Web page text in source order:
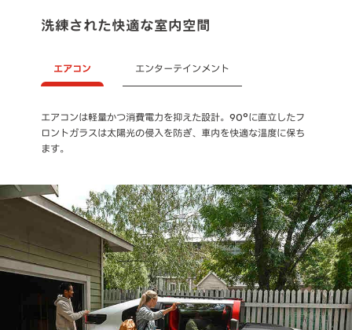
洗練された快適な室内空間
エアコンは軽量かつ消費電力を抑えた設計。90°に直立したフ
ロントガラスは太陽光の侵入を防ぎ、車内を快適な温度に保ち
ます。
ダッシュボードにはポータブルスピーカーやスマートフォンを
格納することができ、それらがOliのスピーカー、インフォテイ
メントシステムとして機能します。
エアコン エンターテインメント